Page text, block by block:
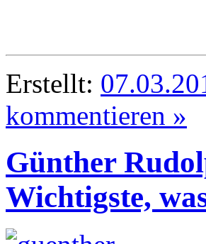
Erstellt:
kommentieren »
Günther
Wichtigste,